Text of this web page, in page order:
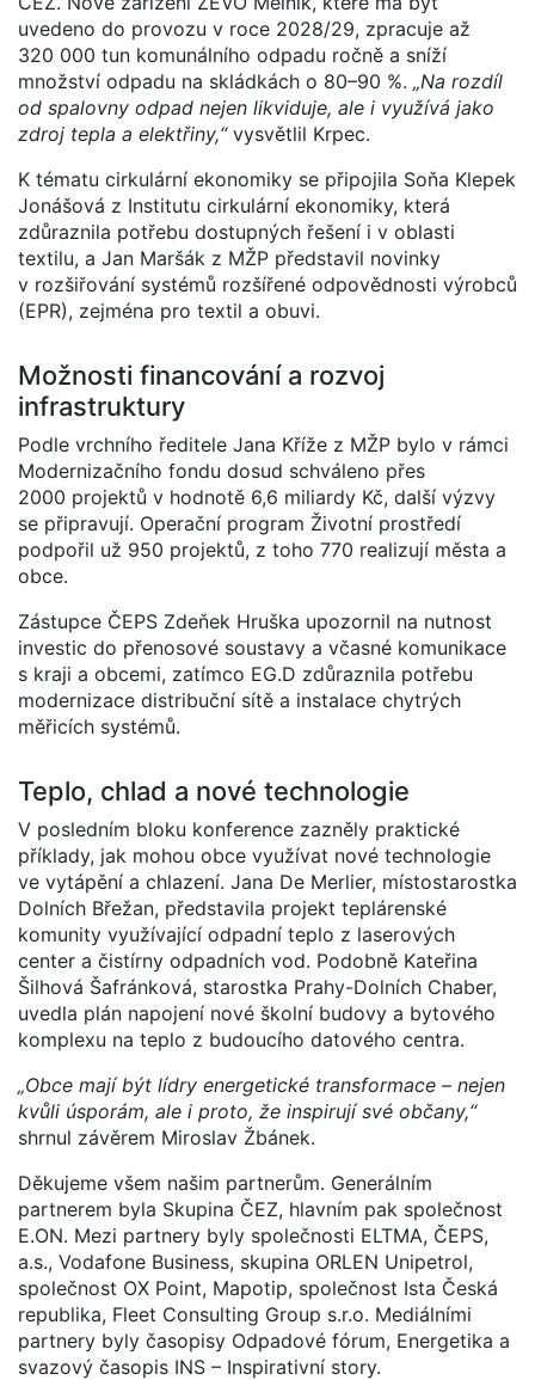
uvedeno do provozu v roce 2028/29, zpracuje až
320 000 tun komunálního odpadu ročně a sníží
množství odpadu na skládkách o 80–90 %. „Na rozdíl
od spalovny odpad nejen likviduje, ale i využívá jako
zdroj tepla a elektřiny,“vysvětlil Krpec.
K tématu cirkulární ekonomiky se připojila Soňa Klepek
Jonášová z Institutu cirkulární ekonomiky, která
zdůraznila potřebu dostupných řešení i v oblasti
textilu, a Jan Maršák z MŽP představil novinky
v rozšiřování systémů rozšířené odpovědnosti výrobců
(EPR), zejména pro textil a obuvi.
Možnosti financování a rozvoj
infrastruktury
Podle vrchního ředitele Jana Kříže z MŽP bylo v rámci
Modernizačního fondu dosud schváleno přes
2000 projektů v hodnotě 6,6 miliardy Kč, další výzvy
se připravují. Operační program Životní prostředí
podpořil už 950 projektů, z toho 770 realizují města a
obce.
Zástupce ČEPS Zdeňek Hruška upozornil na nutnost
investic do přenosové soustavy a včasné komunikace
s kraji a obcemi, zatímco EG.D zdůraznila potřebu
modernizace distribuční sítě a instalace chytrých
měřicích systémů.
Teplo, chlad a nové technologie
V posledním bloku konference zazněly praktické
příklady, jak mohou obce využívat nové technologie
ve vytápění a chlazení. Jana De Merlier, místostarostka
Dolních Břežan, představila projekt teplárenské
komunity využívající odpadní teplo z laserových
center a čistírny odpadních vod. Podobně Kateřina
Šilhová Šafránková, starostka Prahy-Dolních Chaber,
uvedla plán napojení nové školní budovy a bytového
komplexu na teplo z budoucího datového centra.
„Obce mají být lídry energetické transformace – nejen
kvůli úsporám, ale i proto, že inspirují své občany,“
shrnul závěrem Miroslav Žbánek.
Děkujeme všem našim partnerům. Generálním
partnerem byla Skupina ČEZ, hlavním pak společnost
E.ON. Mezi partnery byly společnosti ELTMA, ČEPS,
a.s., Vodafone Business, skupina ORLEN Unipetrol,
společnost OX Point, Mapotip, společnost Ista Česká
republika, Fleet Consulting Group s.r.o. Mediálními
partnery byly časopisy Odpadové fórum, Energetika a
svazový časopis INS – Inspirativní story.